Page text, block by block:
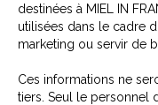
destinées à MIEL IN
utilisées dans le cadre
marketing ou servir de
Ces informations ne
tiers. Seul le personnel